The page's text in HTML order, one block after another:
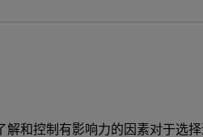
和控制有影响力的因素对于选